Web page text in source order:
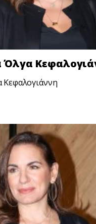
Όλγα
Κεφαλογιάννη